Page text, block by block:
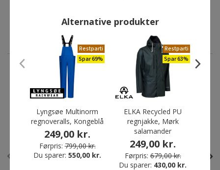
ANDRE HAR OGSÅ KØBT
Bestseller
Skarp pris
Restparti
Alternative produkter
Restparti
Spar 69%
Lyngsøe Multinorm
regnoveralls, Kongeblå
249,00 kr.
Førpris: 799,00 kr.
Du sparer: 550,00 kr.
Restparti
Spar 63%
ELKA Recycled PU
regnjakke, Mørk
salamander
249,00 kr.
Førpris: 679,00 kr.
Du sparer: 430,00 kr.